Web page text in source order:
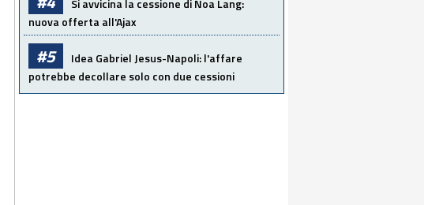
Si avvicina la cessione di Noa Lang:
nuova offerta all'Ajax
#5
Idea Gabriel Jesus-Napoli: l'affare
potrebbe decollare solo con due cessioni